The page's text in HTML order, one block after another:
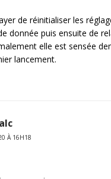
de réinitialiser les
donnée puis ensuite de
elle est sensée
lancement.
À 16H18